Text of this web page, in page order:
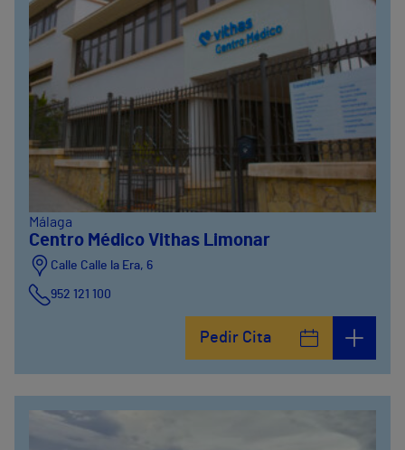
Málaga
Centro Médico Vithas Limonar
Calle Calle la Era, 6
952 121 100
Pedir Cita